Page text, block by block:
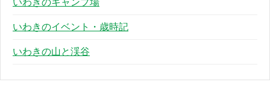
いわきのキャンプ場
いわきのイベント・歳時記
いわきの山と渓谷